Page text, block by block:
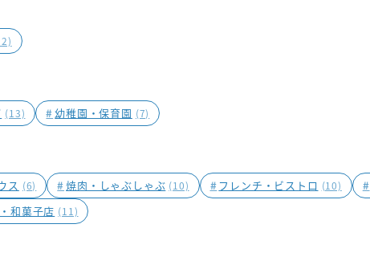
(13) #幼稚園・保育園 (7)
ス (6) #焼肉・しゃぶしゃぶ (10) #フレンチ・ビストロ (10) #
和菓子店 (11)